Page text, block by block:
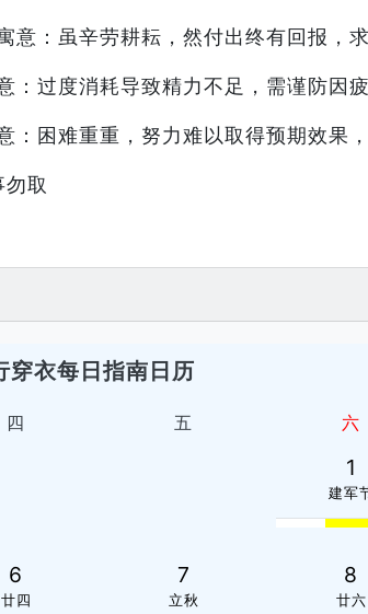
意：虽辛劳耕耘，然付出终有回报，
：过度消耗导致精力不足，需谨防因
：困难重重，努力难以取得预期效果
取
衣每日指南日历
四 五 六
1
建军
6
廿四
7
立秋
8
廿六